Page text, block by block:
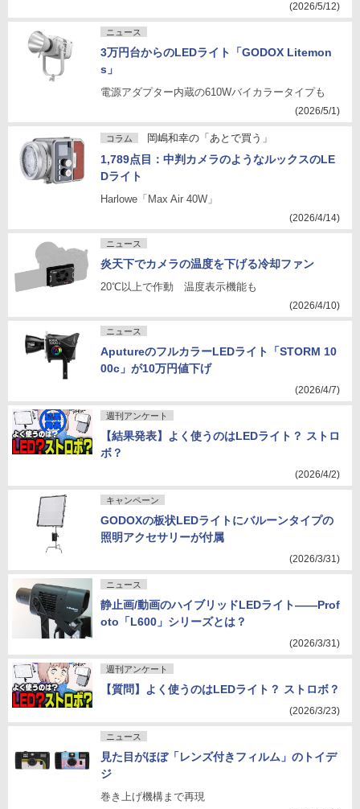
(2026/5/12)
ニュース
3万円台からのLEDライト「GODOX Litemon
s」
電源アダプター内蔵の610Wバイカラータイプも
(2026/5/1)
コラム 岡嶋和幸の「あとで買う」
1,789点目：中判カメラのようなルックスのLE
Dライト
Harlowe「Max Air 40W」
(2026/4/14)
ニュース
炎天下でカメラの温度を下げる冷却ファン
20℃以上で作動 温度表示機能も
(2026/4/10)
ニュース
AputureのフルカラーLEDライト「STORM 10
00c」が10万円値下げ
(2026/4/7)
週刊アンケート
【結果発表】よく使うのはLEDライト？ ストロ
ボ？
(2026/4/2)
キャンペーン
GODOXの板状LEDライトにバルーンタイプの
照明アクセサリーが付属
(2026/3/31)
ニュース
静止画/動画のハイブリッドLEDライト――Prof
oto「L600」シリーズとは？
(2026/3/31)
週刊アンケート
【質問】よく使うのはLEDライト？ ストロボ？
(2026/3/23)
ニュース
見た目がほぼ「レンズ付きフィルム」のトイデ
ジ
巻き上げ機構まで再現